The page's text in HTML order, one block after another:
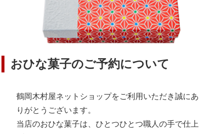
おひな菓子のご予約について
鶴岡木村屋ネットショップをご利用いただき誠にあ
りがとうございます。
当店のおひな菓子は、ひとつひとつ職人の手で仕上